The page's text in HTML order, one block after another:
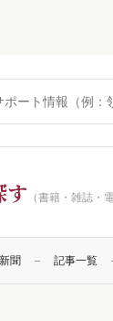
す （書籍・雑誌・
聞 記事一覧